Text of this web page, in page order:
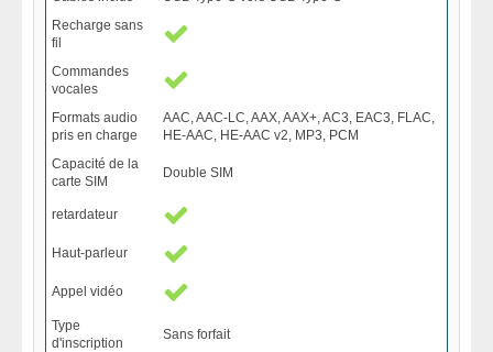
Recharge sans
fil
Commandes
vocales
Formats audio
pris en charge
AAC, AAC-LC, AAX, AAX+, AC3, EAC3, FLAC,
HE-AAC, HE-AAC v2, MP3, PCM
Capacité de la
carte SIM
Double SIM
retardateur
Haut-parleur
Appel vidéo
Type
d'inscription
Sans forfait